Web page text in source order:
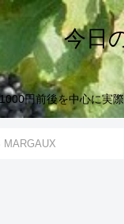
今日
1000円前後を中心に実